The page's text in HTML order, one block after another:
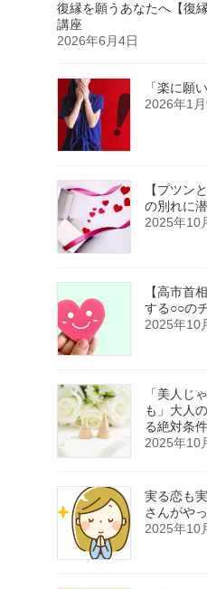
復縁を願うあなたへ【復
講座
2026年6月4日
「楽に願
2026年1
【プツン
の別れに
2025年10
【高市首
する○○の
2025年10
「美人じ
も」大人
る絶対条件
2025年10
実る恋も
さんがや
2025年10